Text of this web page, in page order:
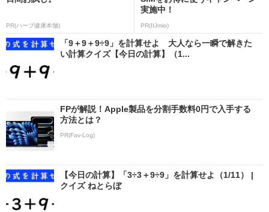
PR(ハーブ健康本舗)
実施中！
PR(IIJmio)
「9＋9＋9÷9」を計算せよ 大人なら一瞬で解きた
い計算クイズ【今日の計算】（1...
FPが解説！Apple製品を分割手数料0円で入手する
方法とは？
PR(Fav-Log)
【今日の計算】「3÷3＋9÷9」を計算せよ（1/11） |
クイズ ねとらぼ